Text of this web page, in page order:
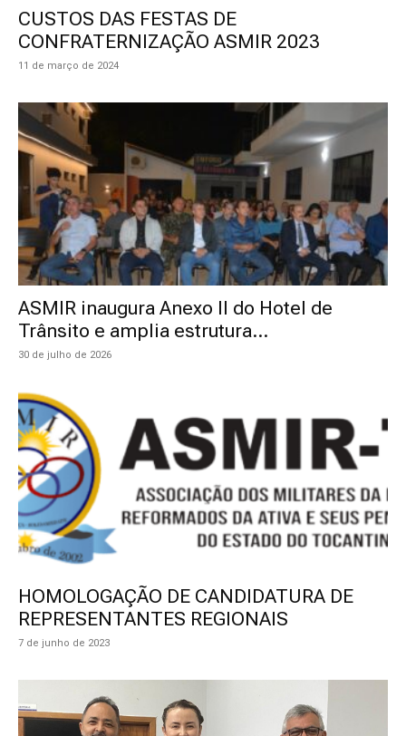
CUSTOS DAS FESTAS DE
CONFRATERNIZAÇÃO ASMIR 2023
11 de março de 2024
ASMIR inaugura Anexo II do Hotel de
Trânsito e amplia estrutura...
30 de julho de 2026
HOMOLOGAÇÃO DE CANDIDATURA DE
REPRESENTANTES REGIONAIS
7 de junho de 2023